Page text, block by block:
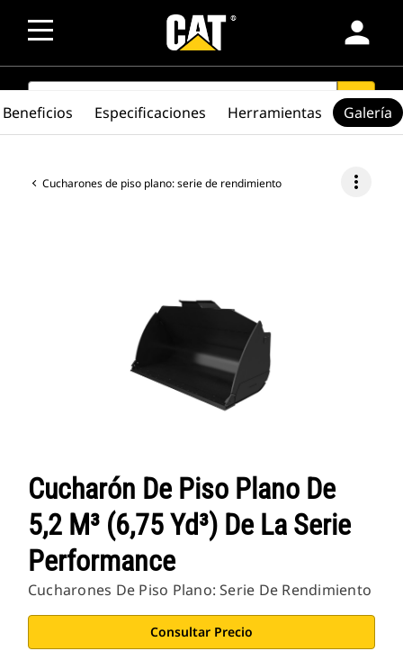
person
SEARCH search
Cucharones de piso plano: serie de rendimiento more_vert
Cucharón De Piso Plano De
5,2 M³ (6,75 Yd³) De La Serie
Performance
Cucharones De Piso Plano: Serie De Rendimiento
Consultar Precio
Beneficios Especificaciones Herramientas Galería